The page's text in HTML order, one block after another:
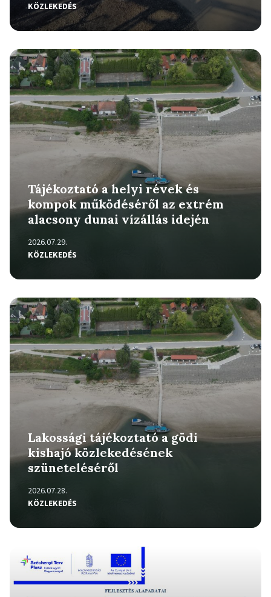
KÖZLEKEDÉS
Tájékoztató a helyi révek és
kompok működéséről az extrém
alacsony dunai vízállás idején
2026.07.29.
KÖZLEKEDÉS
Részletek
Lakossági tájékoztató a gödi
kishajó közlekedésének
szüneteléséről
2026.07.28.
KÖZLEKEDÉS
Részletek